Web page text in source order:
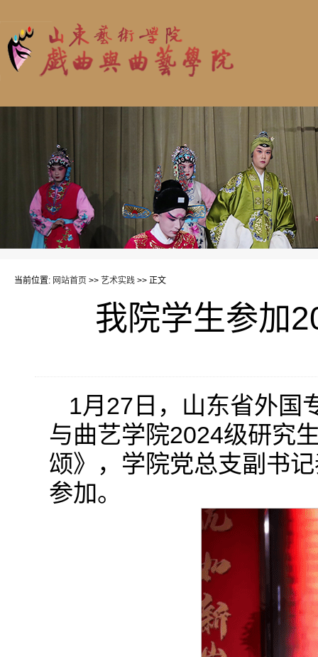
当前位置: 网站首页 >> 艺术实践 >> 正文
我院学生参加
1月27日，山东省外国
与曲艺学院2024级研究
颂》，学院党总支副书
参加。